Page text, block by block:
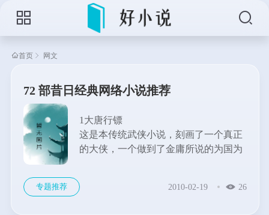
首页 网文
72 部昔日经典网络小说推荐
1大唐行镖
这是本传统武侠小说，刻画了一个真正
的大侠，一个做到了金庸所说的为国为
顾，虽千万人吾往矣的豪情。小说主角
专题推荐 2010-02-19 26